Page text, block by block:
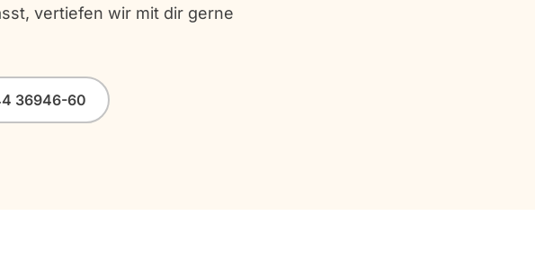
vertiefen wir mit dir gerne
36946-60